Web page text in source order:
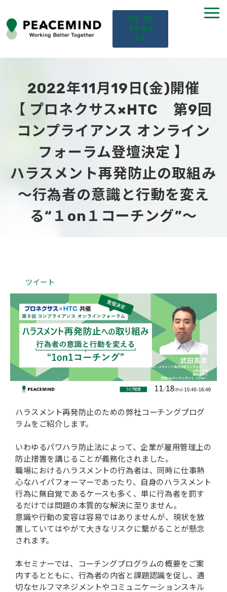
03-35
41-86
56
サービス
課題から探す
お役立ち情報
導入事例
2022年11月19日(金)開催
【 プロネクサス×HTC　第9回
コンプライアンス オンライン
フォーラム登壇決定 】
～行為者の意識と行動を変え
る“１on１コーチング”～
ツイート
ハラスメント再発防止のための弊社コーチングプログ
ラムをご紹介します。
いわゆるパワハラ防止法によって、企業が雇用管理上の
防止措置を講じることが義務化されました。
職場におけるハラスメントの行為者は、同時に仕事熱
心なハイパフォーマーであったり、自身のハラスメント
行為に無自覚であるケースも多く、単に行為者を罰す
るだけでは問題の本質的な解決に至りません。
意識や行動の変容は容易ではありませんが、現状を放
置していてはやがて大きなリスクに繋がることが懸念
されます。
本セミナーでは、コーチングプログラムの概要をご案
内するとともに、行為者の内省と課題認識を促し、適
切なセルフマネジメントやコミュニケーションスキル